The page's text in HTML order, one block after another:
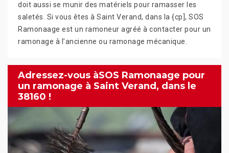
doit aussi se munir des matériels pour ramasser les
saletés. Si vous êtes à Saint Verand, dans la {cp], SOS
Ramonaage est un ramoneur agréé à contacter pour un
ramonage à l’ancienne ou ramonage mécanique.
Adressez-vous àSOS Ramonaage pour
un ramonage à Saint Verand, dans le
38160 !